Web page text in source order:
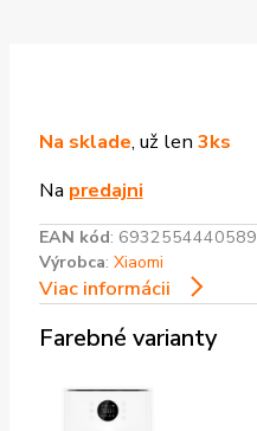
Na sklade, už len 3ks
Na predajni
EAN kód: 6932554440589
Výrobca: Xiaomi
Viac informácii
Farebné varianty